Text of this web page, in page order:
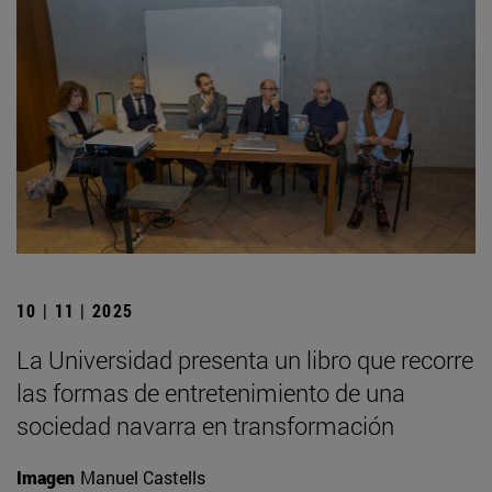
10 | 11 | 2025
La Universidad presenta un libro que recorre
las formas de entretenimiento de una
sociedad navarra en transformación
Imagen Manuel Castells